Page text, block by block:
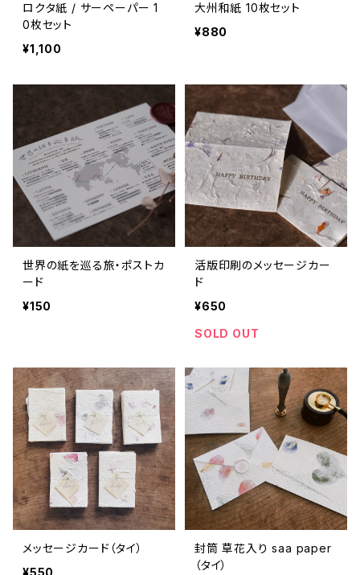
ロクタ紙 / サーペーパー 1
0枚セット
¥1,100
大州和紙 10枚セット
¥880
世界の紙を巡る旅・ポストカ
ード
¥150
活版印刷のメッセージカー
ド
¥650
SOLD OUT
メッセージカード（タイ）
¥550
封筒 草花入り saa paper
（タイ）